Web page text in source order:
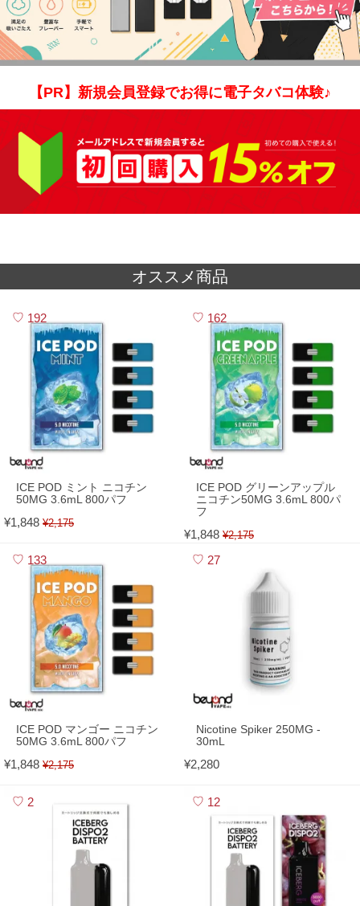
【PR】新規会員登録でお得に電子タバコ体験♪
オススメ商品
192
ICE POD ミント ニコチン
50MG 3.6mL 800パフ
¥1,848 ¥2,175
162
ICE POD グリーンアップル
ニコチン50MG 3.6mL 800パ
フ
¥1,848 ¥2,175
133
ICE POD マンゴー ニコチン
50MG 3.6mL 800パフ
¥1,848 ¥2,175
27
Nicotine Spiker 250MG -
30mL
¥2,280
2 12